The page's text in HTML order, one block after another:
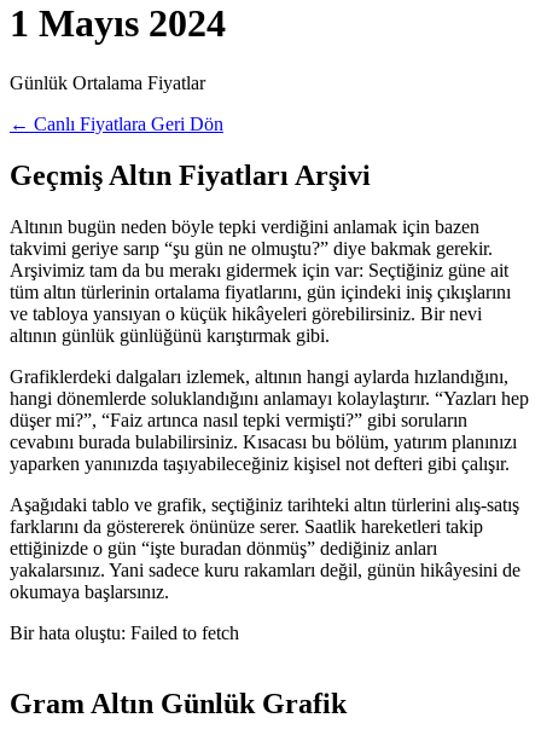
1 Mayıs 2024
Günlük Ortalama Fiyatlar
← Canlı Fiyatlara Geri Dön
Geçmiş Altın Fiyatları Arşivi
Altının bugün neden böyle tepki verdiğini anlamak için bazen
takvimi geriye sarıp “şu gün ne olmuştu?” diye bakmak gerekir.
Arşivimiz tam da bu merakı gidermek için var: Seçtiğiniz güne ait
tüm altın türlerinin ortalama fiyatlarını, gün içindeki iniş çıkışlarını
ve tabloya yansıyan o küçük hikâyeleri görebilirsiniz. Bir nevi
altının günlük günlüğünü karıştırmak gibi.
Grafiklerdeki dalgaları izlemek, altının hangi aylarda hızlandığını,
hangi dönemlerde soluklandığını anlamayı kolaylaştırır. “Yazları hep
düşer mi?”, “Faiz artınca nasıl tepki vermişti?” gibi soruların
cevabını burada bulabilirsiniz. Kısacası bu bölüm, yatırım planınızı
yaparken yanınızda taşıyabileceğiniz kişisel not defteri gibi çalışır.
Aşağıdaki tablo ve grafik, seçtiğiniz tarihteki altın türlerini alış-satış
farklarını da göstererek önünüze serer. Saatlik hareketleri takip
ettiğinizde o gün “işte buradan dönmüş” dediğiniz anları
yakalarsınız. Yani sadece kuru rakamları değil, günün hikâyesini de
okumaya başlarsınız.
Bir hata oluştu: Failed to fetch
Gram Altın Günlük Grafik